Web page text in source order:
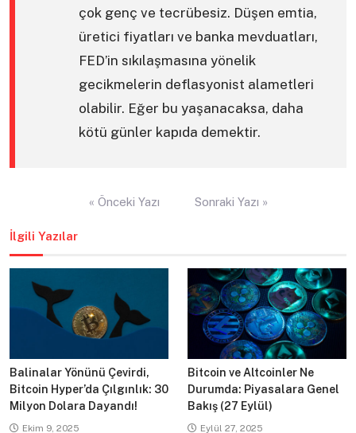
çok genç ve tecrübesiz. Düşen emtia,
üretici fiyatları ve banka mevduatları,
FED’in sıkılaşmasına yönelik
gecikmelerin deflasyonist alametleri
olabilir. Eğer bu yaşanacaksa, daha
kötü günler kapıda demektir.
« Önceki Yazı Sonraki Yazı »
İlgili Yazılar
Balinalar Yönünü Çevirdi,
Bitcoin Hyper’da Çılgınlık: 30
Milyon Dolara Dayandı!
Ekim 9, 2025
Bitcoin ve Altcoinler Ne
Durumda: Piyasalara Genel
Bakış (27 Eylül)
Eylül 27, 2025